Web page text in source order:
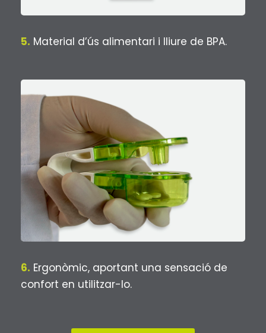
5. Material d’ús alimentari i lliure de BPA.
6. Ergonòmic, aportant una sensació de
confort en utilitzar-lo.